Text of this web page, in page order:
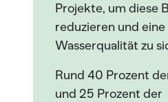
Projekte, um diese
reduzieren und
Wasserqualität zu
Rund 40 Prozent
und 25 Prozent der